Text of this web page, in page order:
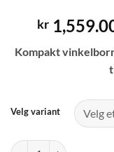
kr
Kompakt
Velg variant
Bosch GWB 12V-10